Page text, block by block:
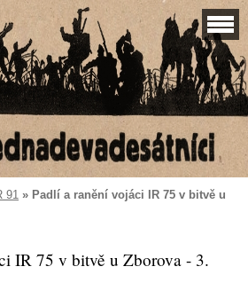
91 » Padlí a ranění vojáci IR 75 v bitvě u
IR 75 v bitvě u Zborova - 3.